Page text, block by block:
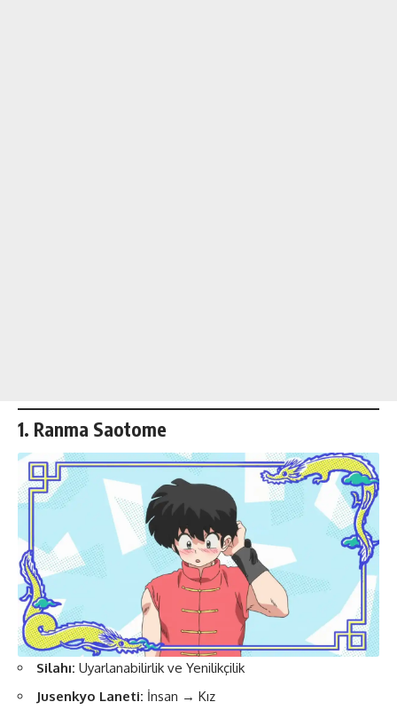
1. Ranma Saotome
Silahı: Uyarlanabilirlik ve Yenilikçilik
Jusenkyo Laneti: İnsan → Kız